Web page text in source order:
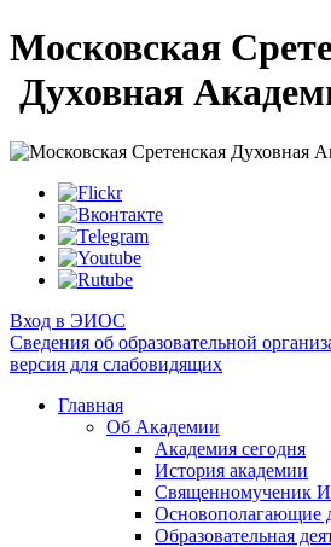
Московская
Духовная
Вход в ЭИОС
Сведения об образовательной
версия для слабовидящих
Главная
Об Академии
Академия сегодня
История академии
Священномученик
Основополагающие
Образовательная